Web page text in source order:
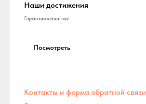
Наши достижения
Гарантия качества
Посмотреть
Контакты и форма обратной связи